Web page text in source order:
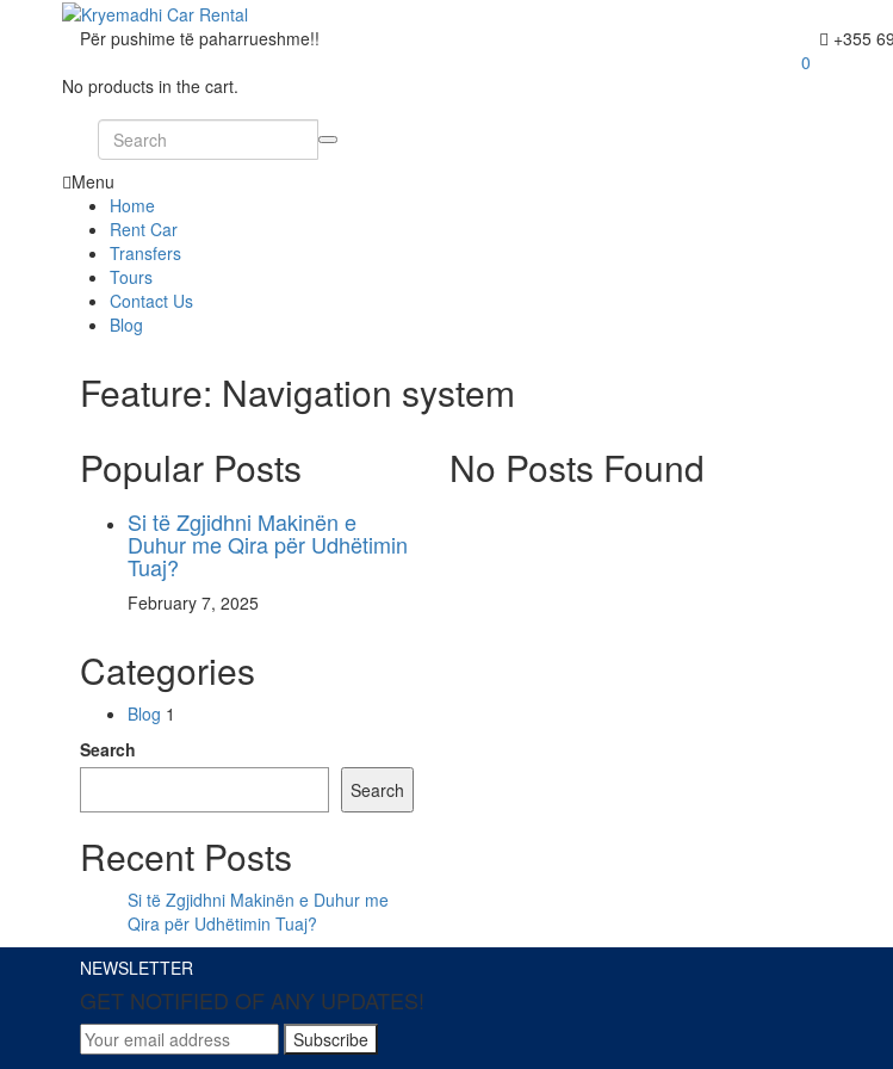
Për pushime të paharrueshme!! +355
0
No products in the cart.
Menu
Home
Rent Car
Transfers
Tours
Contact Us
Blog
Feature: Navigation system
No Posts Found
Popular Posts
Si të Zgjidhni Makinën e
Duhur me Qira për Udhëtimin
Tuaj?
February 7, 2025
Categories
Blog 1
Search
Search
Recent Posts
Si të Zgjidhni Makinën e Duhur me
Qira për Udhëtimin Tuaj?
NEWSLETTER
GET NOTIFIED OF ANY UPDATES!
Subscribe